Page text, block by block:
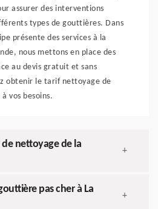
assurer des interventions
types de gouttières. Dans
présente des services à la
nous mettons en place des
au devis gratuit et sans
obtenir le tarif nettoyage de
vos besoins.
nettoyage de la
+
pas cher à La
+